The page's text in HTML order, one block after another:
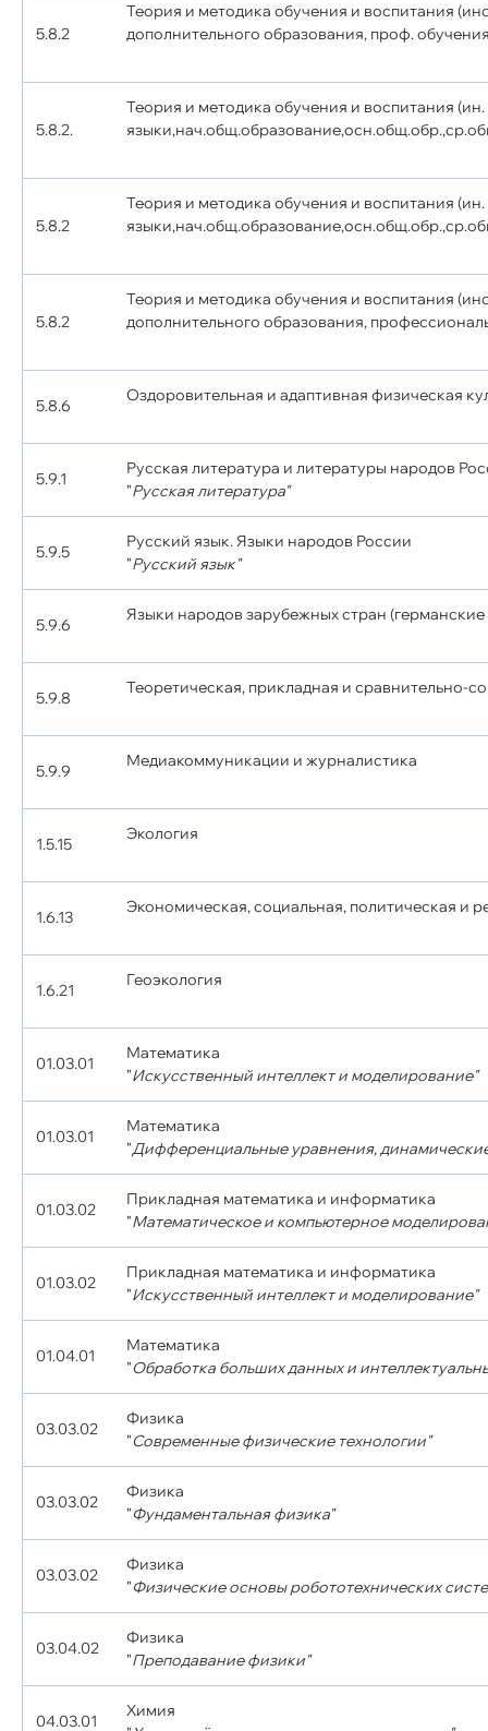
5.8.2
Теория и методика обучения и воспитания
дополнительного образования, проф.
5.8.2.
Теория и методика обучения и воспитания (ин.
5.8.2
Теория и методика обучения и воспитания (ин.
5.8.2
Теория и методика обучения и воспитания
дополнительного образования,
5.8.6
Оздоровительная и адаптивная физическая
5.9.1
Русская литература и литературы народов
"Русская литература"
5.9.5
Русский язык. Языки народов России
"Русский язык"
5.9.6
Языки народов зарубежных стран (германские
5.9.8
Теоретическая, прикладная и сравнительно-
5.9.9
Медиакоммуникации и журналистика
1.5.15
Экология
1.6.13
Экономическая, социальная, политическая и
1.6.21
Геоэкология
01.03.01
Математика
"Искусственный интеллект и моделирование"
01.03.01
Математика
"Дифференциальные уравнения,
01.03.02
Прикладная математика и информатика
"Математическое и компьютерное
01.03.02
Прикладная математика и информатика
"Искусственный интеллект и моделирование"
01.04.01
Математика
"Обработка больших данных и
03.03.02
Физика
"Современные физические технологии"
03.03.02
Физика
"Фундаментальная физика"
03.03.02
Физика
"Физические основы робототехнических
03.04.02
Физика
"Преподавание физики"
04.03.01
Химия